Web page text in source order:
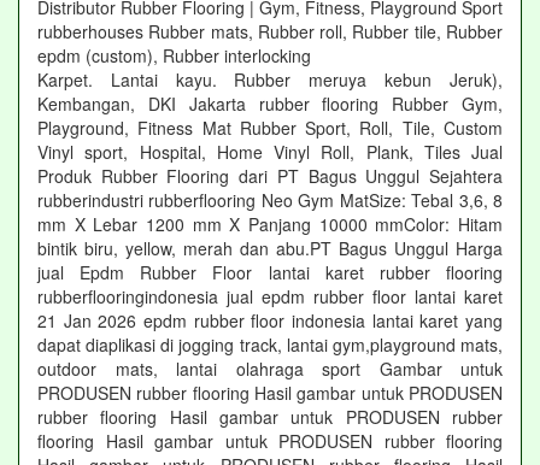
Distributor Rubber Flooring | Gym, Fitness, Playground Sport
rubberhouses Rubber mats, Rubber roll, Rubber tile, Rubber
epdm (custom), Rubber interlocking
Karpet. Lantai kayu. Rubber meruya kebun Jeruk),
Kembangan, DKI Jakarta rubber flooring Rubber Gym,
Playground, Fitness Mat Rubber Sport, Roll, Tile, Custom
Vinyl sport, Hospital, Home Vinyl Roll, Plank, Tiles Jual
Produk Rubber Flooring dari PT Bagus Unggul Sejahtera
rubberindustri rubberflooring Neo Gym MatSize: Tebal 3,6, 8
mm X Lebar 1200 mm X Panjang 10000 mmColor: Hitam
bintik biru, yellow, merah dan abu.PT Bagus Unggul Harga
jual Epdm Rubber Floor lantai karet rubber flooring
rubberflooringindonesia jual epdm rubber floor lantai karet
21 Jan 2026 epdm rubber floor indonesia lantai karet yang
dapat diaplikasi di jogging track, lantai gym,playground mats,
outdoor mats, lantai olahraga sport Gambar untuk
PRODUSEN rubber flooring Hasil gambar untuk PRODUSEN
rubber flooring Hasil gambar untuk PRODUSEN rubber
flooring Hasil gambar untuk PRODUSEN rubber flooring